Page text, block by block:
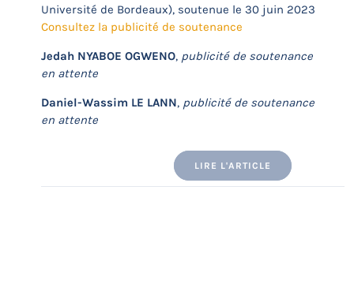
Université de Bordeaux), soutenue le 30 juin 2023
Consultez la publicité de soutenance
Jedah NYABOE OGWENO, publicité de soutenance
en attente
Daniel-Wassim LE LANN, publicité de soutenance
en attente
LIRE L'ARTICLE